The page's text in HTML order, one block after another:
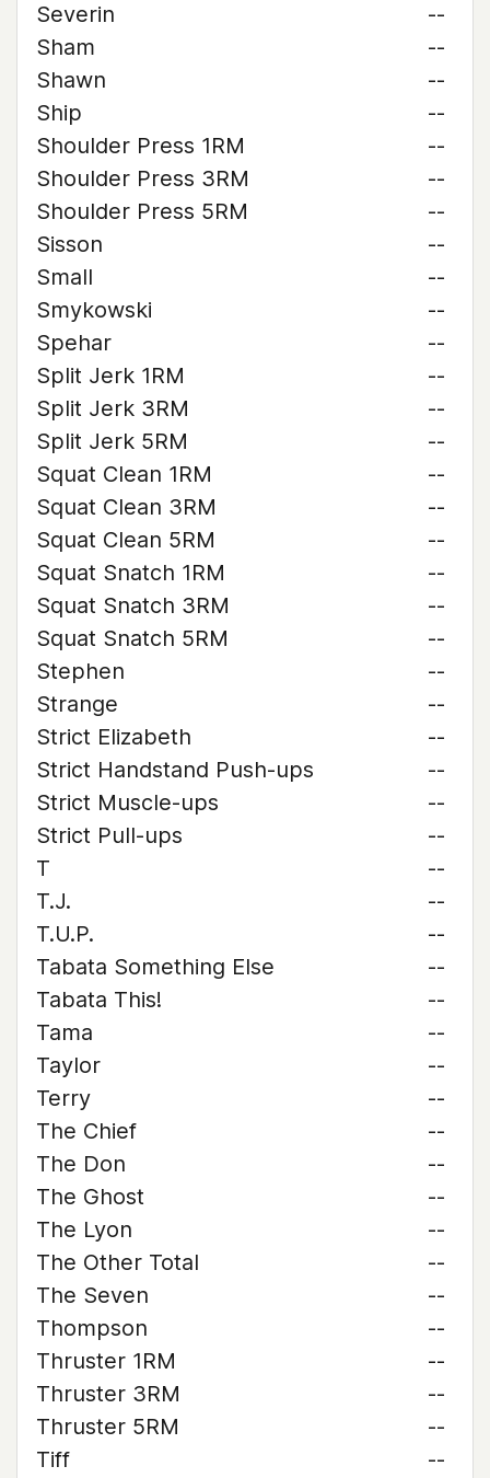
Severin
--
Sham
--
Shawn
--
Ship
--
Shoulder Press 1RM
--
Shoulder Press 3RM
--
Shoulder Press 5RM
--
Sisson
--
Small
--
Smykowski
--
Spehar
--
Split Jerk 1RM
--
Split Jerk 3RM
--
Split Jerk 5RM
--
Squat Clean 1RM
--
Squat Clean 3RM
--
Squat Clean 5RM
--
Squat Snatch 1RM
--
Squat Snatch 3RM
--
Squat Snatch 5RM
--
Stephen
--
Strange
--
Strict Elizabeth
--
Strict Handstand Push-ups
--
Strict Muscle-ups
--
Strict Pull-ups
--
T
--
T.J.
--
T.U.P.
--
Tabata Something Else
--
Tabata This!
--
Tama
--
Taylor
--
Terry
--
The Chief
--
The Don
--
The Ghost
--
The Lyon
--
The Other Total
--
The Seven
--
Thompson
--
Thruster 1RM
--
Thruster 3RM
--
Thruster 5RM
--
Tiff
--